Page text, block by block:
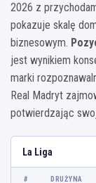
2026 z
pokazuje skalę
biznesowym.
jest wynikiem
marki
Real Madryt
potwierdzając
La Liga
# DRUŻYNA